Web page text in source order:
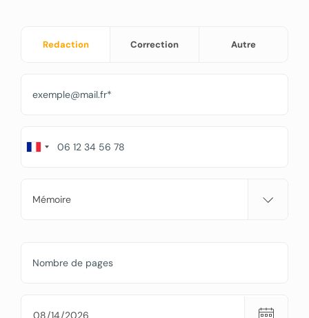
Redaction Correction Autre